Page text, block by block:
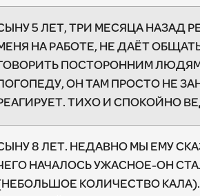
5 ЛЕТ, ТРИ МЕСЯЦА НАЗАД
НА РАБОТЕ, НЕ ДАЁТ
ПОСТОРОННИМ
ОН ТАМ ПРОСТО НЕ
ТИХО И СПОКОЙНО
8 ЛЕТ. НЕДАВНО МЫ ЕМУ
НАЧАЛОСЬ УЖАСНОЕ-ОН
КОЛИЧЕСТВО